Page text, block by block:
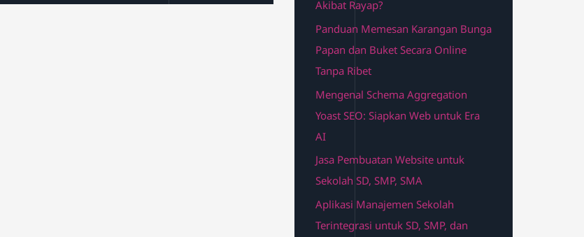
Akibat Rayap?
Panduan Memesan Karangan Bunga
Papan dan Buket Secara Online
Tanpa Ribet
Mengenal Schema Aggregation
Yoast SEO: Siapkan Web untuk Era
AI
Jasa Pembuatan Website untuk
Sekolah SD, SMP, SMA
Aplikasi Manajemen Sekolah
Terintegrasi untuk SD, SMP, dan